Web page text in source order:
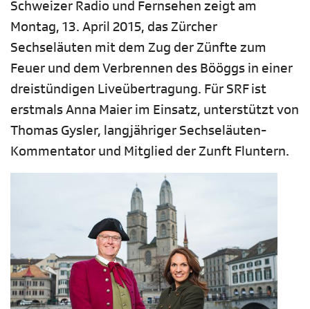
Schweizer Radio und Fernsehen zeigt am
Montag, 13. April 2015, das Zürcher
Sechseläuten mit dem Zug der Zünfte zum
Feuer und dem Verbrennen des Bööggs in einer
dreistündigen Liveübertragung. Für SRF ist
erstmals Anna Maier im Einsatz, unterstützt von
Thomas Gysler, langjähriger Sechseläuten-
Kommentator und Mitglied der Zunft Fluntern.